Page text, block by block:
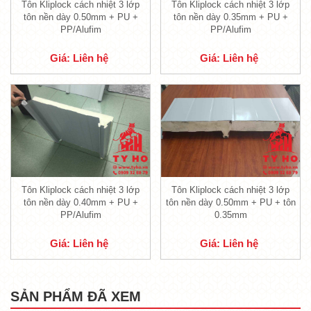
Tôn xốp Kliplock 3 lớp, 2 sóng giao đến dự án
1.1. Lớp trên cùng tôn Kliplock chống
nóng 3 lớp
- Lớp tôn nền đầu tiên củatôn xốp Kiplock
do đó cần chọn lựa những loại tôn có độ bền
tốt nhất, đảm bảo chất lượng cho công trình.
các lớp sóng, được thiết kế với độ dày
Tôn Kliplock cách nhiệt 3 lớp
tôn nền dày 0.50mm + PU +
PP/Alufim
Giá: Liên hệ
Tôn Kliplock cách nhiệt 3 lớp
tôn nền dày 0.35mm + PU +
PP/Alufim
Giá: Liên hệ
Tôn Kliplock cách nhiệt 3 lớp
tôn nền dày 0.40mm + PU +
PP/Alufim
Giá: Liên hệ
Tôn Kliplock cách nhiệt 3 lớp
tôn nền dày 0.50mm + PU + tôn
0.35mm
Giá: Liên hệ
SẢN PHẨM ĐÃ XEM